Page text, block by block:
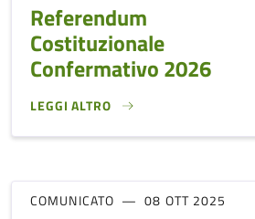
Referendum
Costituzionale
Confermativo 2026
LEGGI ALTRO
REFERENDUM COSTITUZIONALE
COMUNICATO 08 OTT 2025